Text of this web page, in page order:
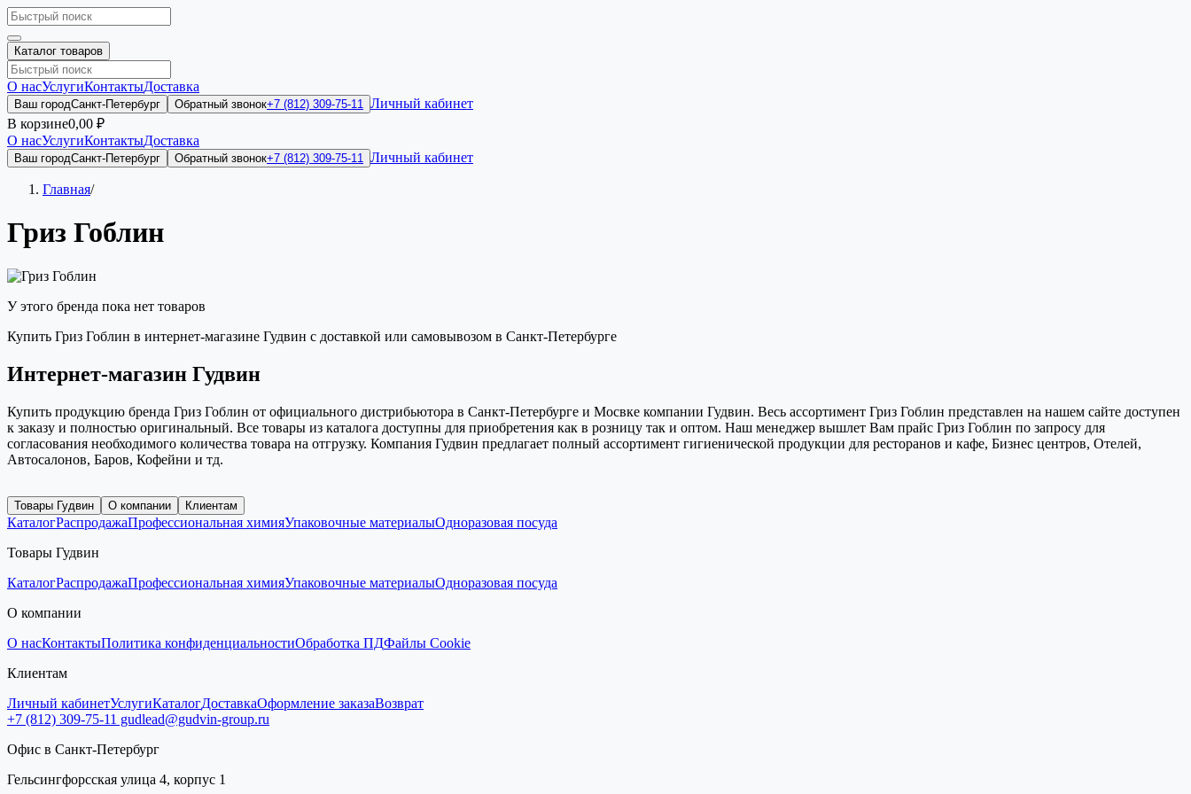
Каталог товаров
О насУслугиКонтактыДоставка
Ваш городСанкт-Петербург Обратный звонок+7 (812) 309-75-11 Личный кабинет
В корзине0,00 ₽
О насУслугиКонтактыДоставка
Ваш городСанкт-Петербург Обратный звонок+7 (812) 309-75-11 Личный кабинет
Главная/
Гриз Гоблин
У этого бренда пока нет товаров
Купить Гриз Гоблин в интернет-магазине Гудвин с доставкой или самовывозом в Санкт-Петербурге
Интернет-магазин Гудвин
Купить продукцию бренда Гриз Гоблин от официального дистрибьютора в Санкт-Петербурге и Мосвке компании Гудвин. Весь ассортимент Гриз Гоблин представлен на нашем сайте доступен
к заказу и полностью оригинальный. Все товары из каталога доступны для приобретения как в розницу так и оптом. Наш менеджер вышлет Вам прайс Гриз Гоблин по запросу для
согласования необходимого количества товара на отгрузку. Компания Гудвин предлагает полный ассортимент гигиенической продукции для ресторанов и кафе, Бизнес центров, Отелей,
Автосалонов, Баров, Кофейни и тд.
Товары Гудвин О компании Клиентам
КаталогРаспродажаПрофессиональная химияУпаковочные материалыОдноразовая посуда
Товары Гудвин
КаталогРаспродажаПрофессиональная химияУпаковочные материалыОдноразовая посуда
О компании
О насКонтактыПолитика конфиденциальностиОбработка ПДФайлы Cookie
Клиентам
Личный кабинетУслугиКаталогДоставкаОформление заказаВозврат
+7 (812) 309-75-11 gudlead@gudvin-group.ru
Офис в Санкт-Петербург
Гельсингфорсская улица 4, корпус 1